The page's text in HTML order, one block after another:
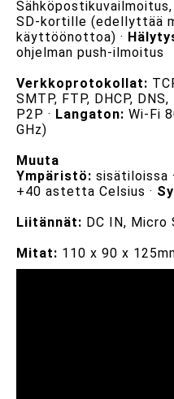
SD-kortille (edellyttää
käyttöönottoa) ·
ohjelman push-ilmoitus
Verkkoprotokollat:
SMTP, FTP, DHCP,
P2P · Langaton: Wi-Fi
GHz)
Muuta
Ympäristö: sisätiloissa ·
+40 astetta Celsius ·
Liitännät: DC IN,
Mitat: 110 x 90 x